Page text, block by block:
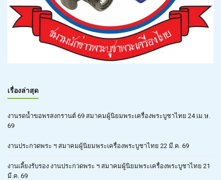
เรื่องล่าสุด
งานรดน้ำขอพรสงกรานต์ 69 สมาคมผู้นิยมพระเครื่องพระบูชาไทย 24 เม.ษ.
69
งานประกวดพระ ฯ สมาคมผู้นิยมพระเครื่องพระบูชาไทย 22 มี.ค. 69
งานเลี้ยงรับรอง งานประกวดพระ ฯ สมาคมผู้นิยมพระเครื่องพระบูชาไทย 21
มี.ค. 69